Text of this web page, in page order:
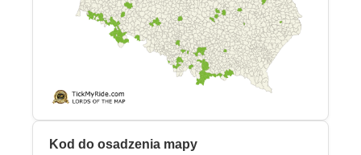
Kod do osadzenia mapy